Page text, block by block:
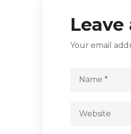
Leave
Your email